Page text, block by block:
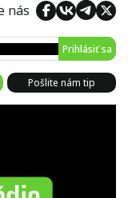
nás
Prihlásiť sa
Pošlite nám tip